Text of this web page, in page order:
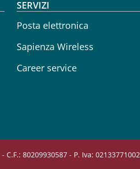
SERVIZI
Posta elettronica
Sapienza Wireless
Career service
80209930587 - P. Iva: 02133771002